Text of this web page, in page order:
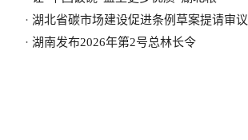
· 湖北省碳市场建设促进条例草案提请审议
· 湖南发布2026年第2号总林长令